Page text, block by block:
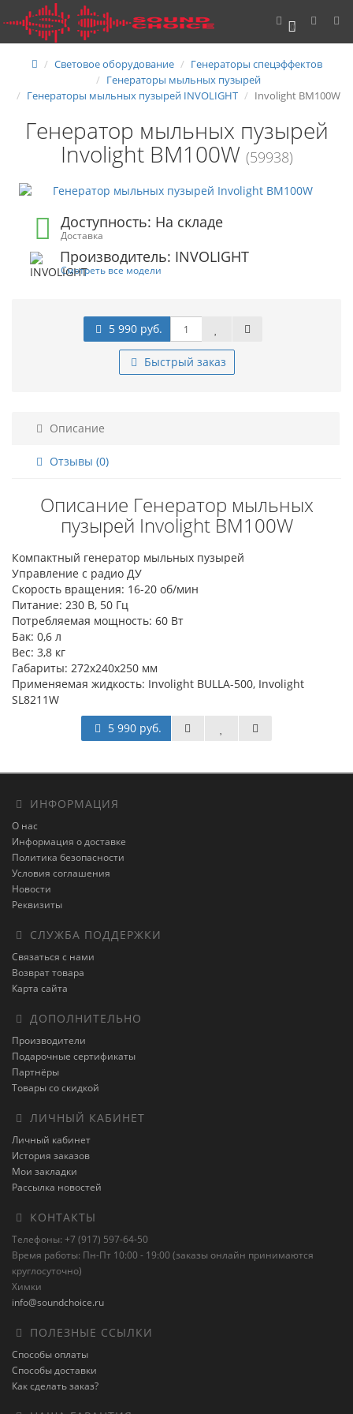
0
Световое оборудование
Генераторы спецэффектов
Генераторы мыльных пузырей
Генераторы мыльных пузырей INVOLIGHT
Involight BM100W
Генератор мыльных пузырей
Involight BM100W (59938)
Доступность: На складе
Доставка
Производитель: INVOLIGHT
Смотреть все модели
5 990 руб.
Быстрый заказ
Описание
Отзывы (0)
Описание Генератор мыльных
пузырей Involight BM100W
Компактный генератор мыльных пузырей
Управление с радио ДУ
Скорость вращения: 16-20 об/мин
Питание: 230 В, 50 Гц
Потребляемая мощность: 60 Вт
Бак: 0,6 л
Вес: 3,8 кг
Габариты: 272x240x250 мм
Применяемая жидкость: Involight BULLA-500, Involight
SL8211W
5 990 руб.
ИНФОРМАЦИЯ
О нас
Информация о доставке
Политика безопасности
Условия соглашения
Новости
Реквизиты
СЛУЖБА ПОДДЕРЖКИ
Связаться с нами
Возврат товара
Карта сайта
ДОПОЛНИТЕЛЬНО
Производители
Подарочные сертификаты
Партнёры
Товары со скидкой
ЛИЧНЫЙ КАБИНЕТ
Личный кабинет
История заказов
Мои закладки
Рассылка новостей
КОНТАКТЫ
Телефоны: +7 (917) 597-64-50
Время работы: Пн-Пт 10:00 - 19:00 (заказы онлайн принимаются
круглосуточно)
Химки
info@soundchoice.ru
ПОЛЕЗНЫЕ ССЫЛКИ
Способы оплаты
Способы доставки
Как сделать заказ?